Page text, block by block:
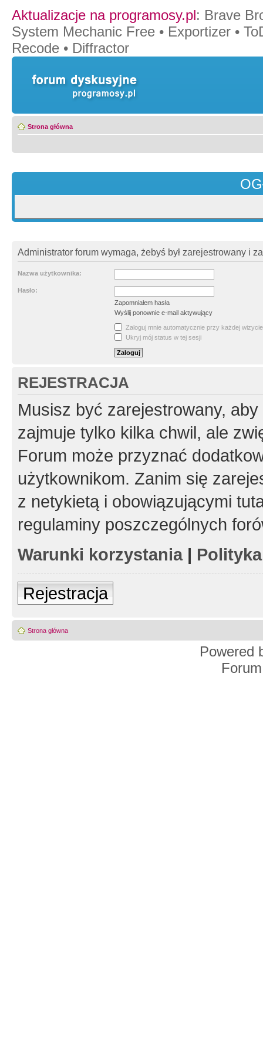
Aktualizacje na programosy.pl: Brave
System Mechanic Free • Exportizer •
Recode • Diffractor
Strona główna
Administrator forum wymaga, żebyś był zarejestrowany i
Nazwa użytkownika:
Hasło:
Zapomniałem hasła
Wyślij ponownie e-mail aktywujący
Zaloguj mnie automatycznie przy każdej wizycie
Ukryj mój status w tej sesji
REJESTRACJA
Musisz być zarejestrowany,
zajmuje tylko kilka chwil, ale
Forum może przyznać
użytkownikom. Zanim się
z netykietą i obowiązującymi
regulaminy poszczególnych
Warunki korzystania|
Rejestracja
Strona główna
Powered